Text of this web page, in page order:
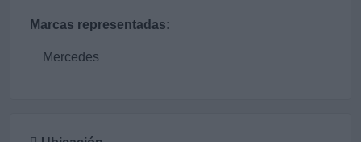
Marcas representadas:
Mercedes